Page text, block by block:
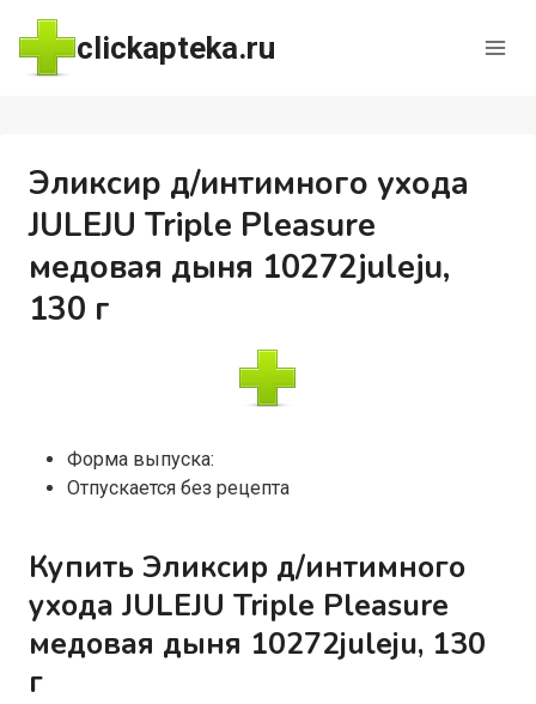
Перейти
содержимому
clickapteka.ru
Эликсир д/интимного ухода
JULEJU Triple Pleasure
медовая дыня 10272juleju,
130 г
Форма выпуска:
Отпускается без рецепта
Купить Эликсир д/интимного
ухода JULEJU Triple Pleasure
медовая дыня 10272juleju, 130
г